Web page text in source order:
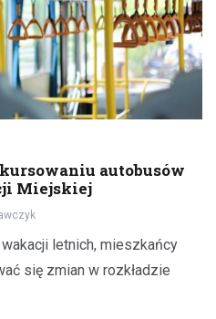
autobusów
Miejskiej
letnich, mieszkańcy
się zmian w rozkładzie